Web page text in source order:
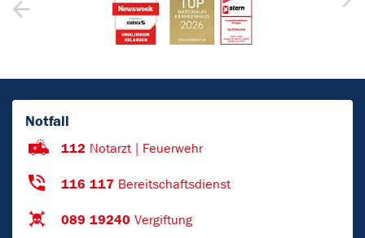
Notfall
112 Notarzt | Feuerwehr
116 117 Bereitschaftsdienst
089 19240 Vergiftung